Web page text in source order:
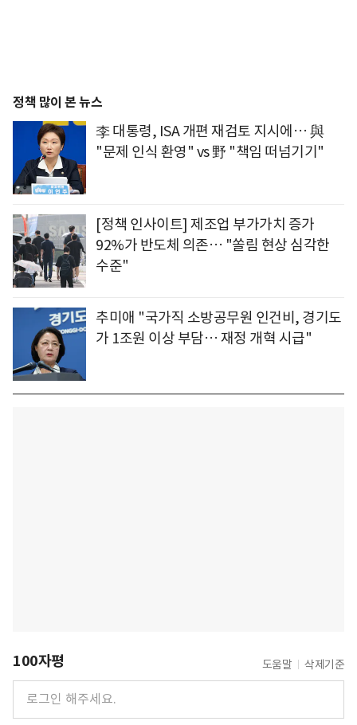
정책 많이 본 뉴스
李 대통령, ISA 개편 재검토 지시에… 與
"문제 인식 환영" vs 野 "책임 떠넘기기"
[정책 인사이트] 제조업 부가가치 증가
92%가 반도체 의존… "쏠림 현상 심각한
수준"
추미애 "국가직 소방공무원 인건비, 경기도
가 1조원 이상 부담… 재정 개혁 시급"
100자평 도움말 삭제기준